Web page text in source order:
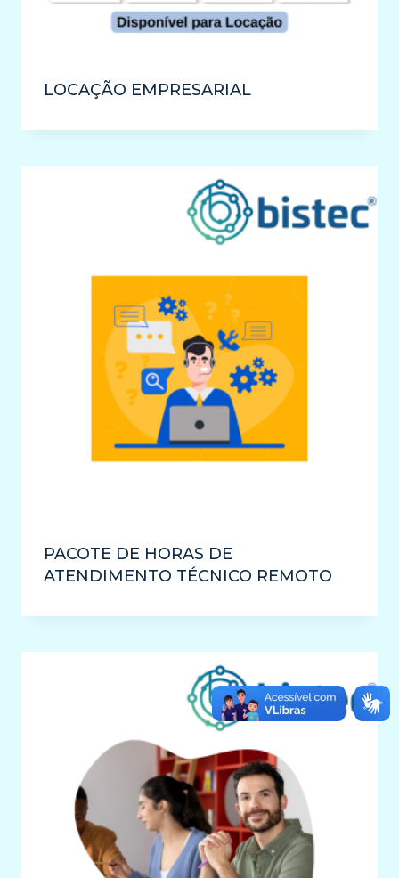
LOCAÇÃO EMPRESARIAL
PACOTE DE HORAS DE
ATENDIMENTO TÉCNICO REMOTO